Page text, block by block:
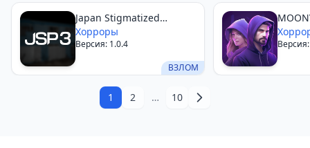
ВЗЛОМ
Japan Stigmatized
Property3
Хорроры
Версия: 1.0.4
1 2 … 10